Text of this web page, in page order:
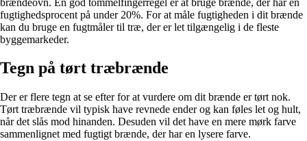
fugtighedsprocent på under 20%. For at måle fugtigheden i dit brænde
kan du bruge en fugtmåler til træ, der er let tilgængelig i de fleste
byggemarkeder.
Tegn på tørt træbrænde
Der er flere tegn at se efter for at vurdere om dit brænde er tørt nok.
Tørt træbrænde vil typisk have revnede ender og kan føles let og hult,
når det slås mod hinanden. Desuden vil det have en mere mørk farve
sammenlignet med fugtigt brænde, der har en lysere farve.